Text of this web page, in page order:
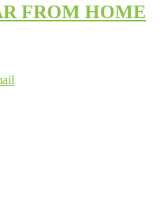
FROM HOME